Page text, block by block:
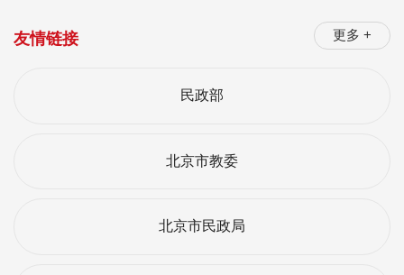
友情链接 更多 +
民政部
北京市教委
北京市民政局